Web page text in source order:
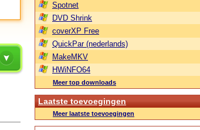
Spotnet
DVD Shrink
coverXP Free
QuickPar (nederlands)
MakeMKV
HWiNFO64
Meer top downloads
Laatste toevoegingen
Meer laatste toevoegingen